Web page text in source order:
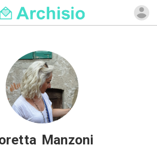
Manzoni